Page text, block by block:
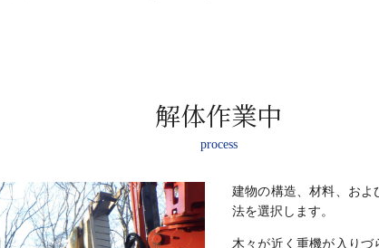
解体作業中
process
建物の構造、材料、お
法を選択します。
木々が近く重機が入りづ